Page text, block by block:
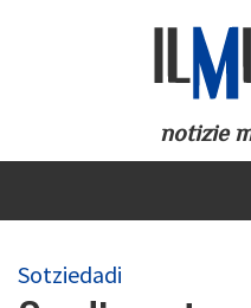
notizie
Navigazione
principale
Sotziedadi